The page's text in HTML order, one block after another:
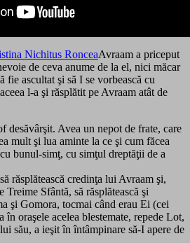
Avraam a priceput
de ceva anume de la el, nici măcar
fie ascultat şi să I se vorbească cu
l-a şi răsplătit pe Avraam atât de
desăvârşit. Avea un nepot de frate, care
mult şi lua aminte la ce şi cum făcea
bunul-simţ, cu simţul dreptăţii de a
răsplătească credinţa lui Avraam şi,
Treime Sfântă, să răsplătească şi
şi Gomora, tocmai când erau Ei (cei
în oraşele acelea blestemate, repede Lot,
său, a ieşit în întâmpinare să-I apere de